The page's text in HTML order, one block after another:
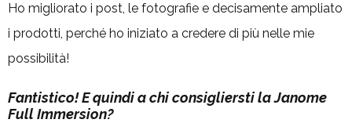
Ho migliorato i post, le fotografie e decisamente ampliato
i prodotti, perché ho iniziato a credere di più nelle mie
possibilità!
Fantistico! E quindi a chi consigliersti la Janome
Full Immersion?